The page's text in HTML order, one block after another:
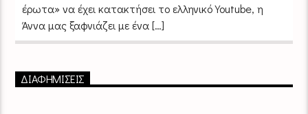
έρωτα» να έχει κατακτήσει το ελληνικό Youtube, η
Άννα μας ξαφνιάζει με ένα […]
ΔΙΑΦΗΜΙΣΕΙΣ